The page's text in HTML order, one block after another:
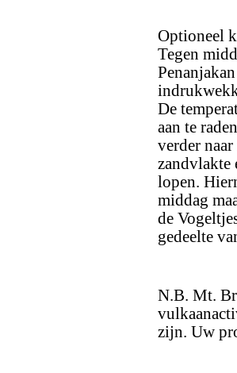
Optioneel
Tegen
De
aan te
verder
zandvlakte
lopen.
middag
de
gedeelte
N.B. Mt.
zijn. Uw